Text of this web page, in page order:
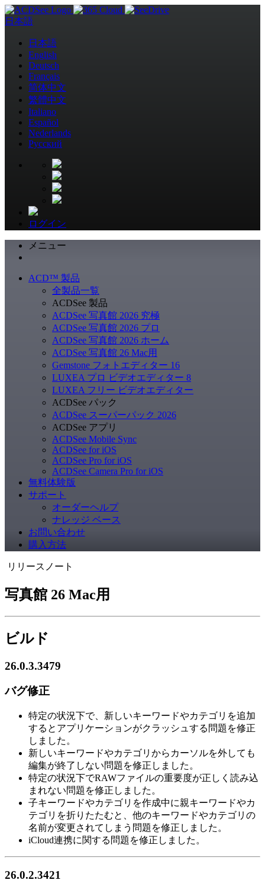
日本語
日本語
English
Deutsch
Français
简体中文
繁體中文
Italiano
Español
Nederlands
Pусский
ログイン
メニュー
ACD™ 製品
全製品一覧
ACDSee 製品
ACDSee 写真館 2026 究極
ACDSee 写真館 2026 プロ
ACDSee 写真館 2026 ホーム
ACDSee 写真館 26 Mac用
Gemstone フォトエディター 16
LUXEA プロ ビデオエディター 8
LUXEA フリー ビデオエディター
ACDSee パック
ACDSee スーパーパック 2026
ACDSee アプリ
ACDSee Mobile Sync
ACDSee for iOS
ACDSee Pro for iOS
ACDSee Camera Pro for iOS
無料体験版
サポート
オーダーヘルプ
ナレッジ ベース
お問い合わせ
購入方法
リリースノート
写真館 26 Mac用
ビルド
26.0.3.3479
バグ修正
特定の状況下で、新しいキーワードやカテゴリを追加
するとアプリケーションがクラッシュする問題を修正
しました。
新しいキーワードやカテゴリからカーソルを外しても
編集が終了しない問題を修正しました。
特定の状況下でRAWファイルの重要度が正しく読み込
まれない問題を修正しました。
子キーワードやカテゴリを作成中に親キーワードやカ
テゴリを折りたたむと、他のキーワードやカテゴリの
名前が変更されてしまう問題を修正しました。
iCloud連携に関する問題を修正しました。
26.0.2.3421